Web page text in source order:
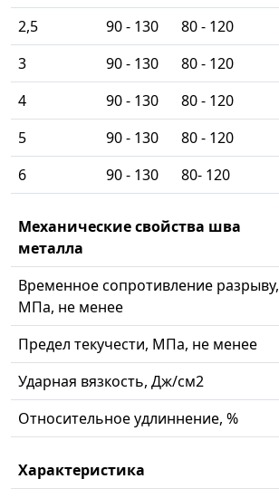
2,5
90 - 130 80 - 120
3
90 - 130 80 - 120
4
90 - 130 80 - 120
5
90 - 130 80 - 120
6
90 - 130 80- 120
Механические свойства шва
металла
Временное сопротивление разрыву,
МПа, не менее
Предел текучести, МПа, не менее
Ударная вязкость, Дж/см2
Относительное удлиннение, %
Характеристика